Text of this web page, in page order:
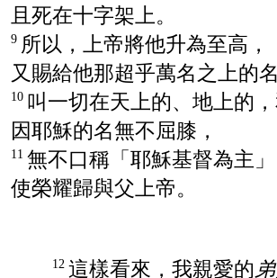
且死在十字架上。
9 所以，上帝將他升為至高，
又賜給他那超乎萬名之上的名
10 叫一切在天上的、地上的，
因耶穌的名無不屈膝，
11 無不口稱「耶穌基督為主」
使榮耀歸與父上帝。
12 這樣看來，我親愛的